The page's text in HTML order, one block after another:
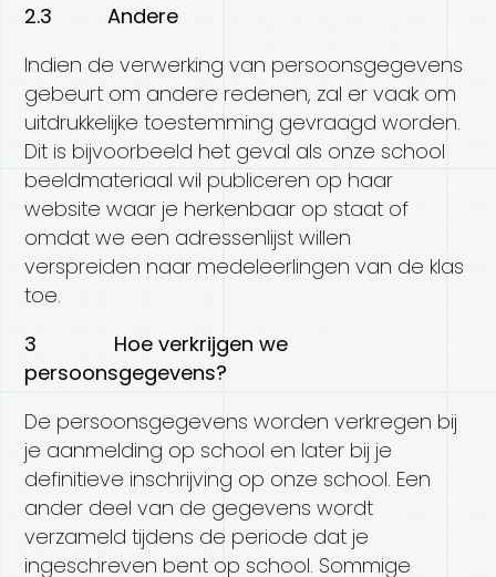
2.3 Andere
Indien de verwerking van persoonsgegevens
gebeurt om andere redenen, zal er vaak om
uitdrukkelijke toestemming gevraagd worden.
Dit is bijvoorbeeld het geval als onze school
beeldmateriaal wil publiceren op haar
website waar je herkenbaar op staat of
omdat we een adressenlijst willen
verspreiden naar medeleerlingen van de klas
toe.
3 Hoe verkrijgen we
persoonsgegevens?
De persoonsgegevens worden verkregen bij
je aanmelding op school en later bij je
definitieve inschrijving op onze school. Een
ander deel van de gegevens wordt
verzameld tijdens de periode dat je
ingeschreven bent op school. Sommige